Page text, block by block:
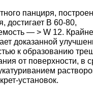
панциря,
достигает В 60-80,
— > W 12.
доказанной
к образованию
от поверхности, в
установок.